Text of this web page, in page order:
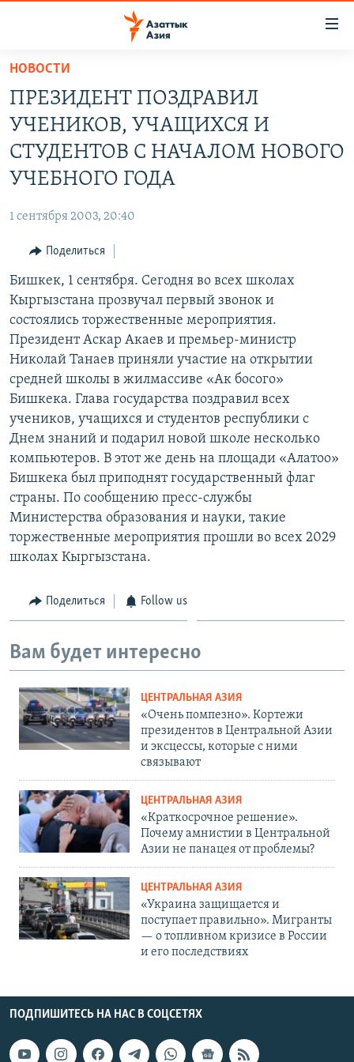
Вернуться
основному
содержанию
Вернутся
главной
Вернутся
поиску
КЫРГЫЗСТАН
УЗБЕКИСТАН
ВОЙНА В УКРАИНЕ
НА ДРУГИХ ЯЗЫКАХ
КЫРГЫЗЧА
ЎЗБЕКЧА
ТОҶИКӢ
TÜRKMENÇE
ПОДПИШИТЕСЬ НА НАС В СОЦСЕТЯХ
Все сайты РСЕ/РС
НОВОСТИ
ПРЕЗИДЕНТ ПОЗДРАВИЛ
УЧЕНИКОВ, УЧАЩИХСЯ И
СТУДЕНТОВ С НАЧАЛОМ НОВОГО
УЧЕБНОГО ГОДА
1 сентября 2003, 20:40
Поделиться
Бишкек, 1 сентября. Сегодня во всех школах
Кыргызстана прозвучал первый звонок и
состоялись торжественные мероприятия.
Президент Аскар Акаев и премьер-министр
Николай Танаев приняли участие на открытии
средней школы в жилмассиве «Ак босого»
Бишкека. Глава государства поздравил всех
учеников, учащихся и студентов республики с
Днем знаний и подарил новой школе несколько
компьютеров. В этот же день на площади «Алатоо»
Бишкека был приподнят государственный флаг
страны. По сообщению пресс-службы
Министерства образования и науки, такие
торжественные мероприятия прошли во всех 2029
школах Кыргызстана.
Поделиться Follow us
Вам будет интересно
ЦЕНТРАЛЬНАЯ АЗИЯ
«Очень помпезно». Кортежи
президентов в Центральной Азии
и эксцессы, которые с ними
связывают
ЦЕНТРАЛЬНАЯ АЗИЯ
«Краткосрочное решение».
Почему амнистии в Центральной
Азии не панацея от проблемы?
ЦЕНТРАЛЬНАЯ АЗИЯ
«Украина защищается и
поступает правильно». Мигранты
— о топливном кризисе в России
и его последствиях
ПОДПИШИТЕСЬ НА НАС В СОЦСЕТЯХ